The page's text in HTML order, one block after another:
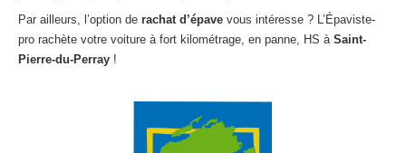
Par ailleurs, l’option de rachat d’épave vous intéresse ? L’Épaviste-
pro rachète votre voiture à fort kilométrage, en panne, HS à Saint-
Pierre-du-Perray !